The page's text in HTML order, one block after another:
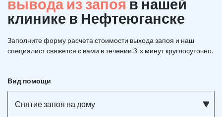
вывода из запоя в нашей
клинике в Нефтеюганске
Заполните форму расчета стоимости выхода запоя и наш
специалист свяжется с вами в течении 3-х минут круглосуточно.
Вид помощи
Снятие запоя на дому